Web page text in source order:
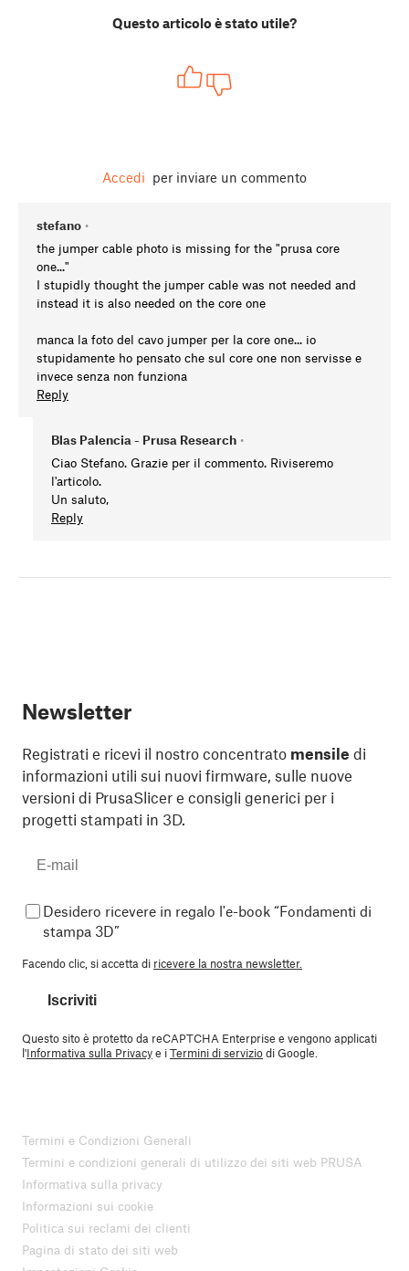
Questo articolo è stato utile?
Accedi per inviare un commento
stefano •
the jumper cable photo is missing for the "prusa core
one..."
I stupidly thought the jumper cable was not needed and
instead it is also needed on the core one
manca la foto del cavo jumper per la core one... io
stupidamente ho pensato che sul core one non servisse e
invece senza non funziona
Reply
Blas Palencia - Prusa Research •
Ciao Stefano. Grazie per il commento. Riviseremo
l'articolo.
Un saluto,
Reply
Newsletter
Registrati e ricevi il nostro concentrato mensile di
informazioni utili sui nuovi firmware, sulle nuove
versioni di PrusaSlicer e consigli generici per i
progetti stampati in 3D.
Desidero ricevere in regalo l'e-book “Fondamenti di
stampa 3D”
Facendo clic, si accetta di ricevere la nostra newsletter.
Iscriviti
Questo sito è protetto da reCAPTCHA Enterprise e vengono applicati
l'Informativa sulla Privacye iTermini di serviziodi Google.
Termini e Condizioni Generali
Termini e condizioni generali di utilizzo dei siti web PRUSA
Informativa sulla privacy
Informazioni sui cookie
Politica sui reclami dei clienti
Pagina di stato dei siti web